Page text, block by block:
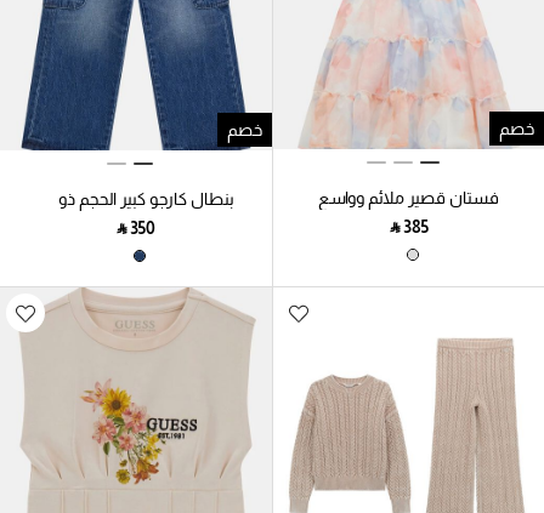
خصم
فستان قصير ملائم وواسع
‎ ⃁ ⁦385⁩ ‎
خصم
بنطال كارجو كبير الحجم ذو
تصميم صلب‎ ⃁ ⁦350⁩ ‎